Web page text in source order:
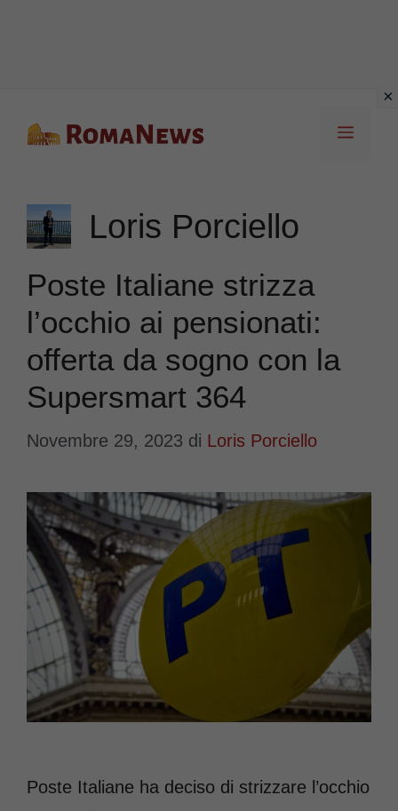
Menu
Loris Porciello
Poste Italiane strizza
l’occhio ai pensionati:
offerta da sogno con la
Supersmart 364
Novembre 29, 2023 di Loris Porciello
Poste Italiane ha deciso di strizzare l’occhio